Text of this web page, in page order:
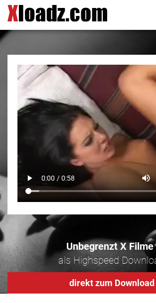
Unbegrenzt X Filme
als Highspeed
direkt zum Download